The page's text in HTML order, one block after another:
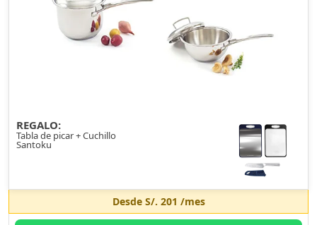
REGALO:
Tabla de picar + Cuchillo
Santoku
Desde S/. 201 /mes